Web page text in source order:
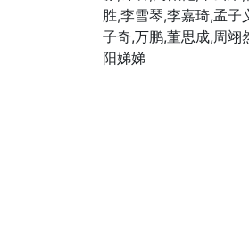
第20240123期 第20240124期
第20240129期 第20240130期
胜,李雪琴,李嘉琦,孟子
子奇,万鹏,董思成,周翊
阳娣娣